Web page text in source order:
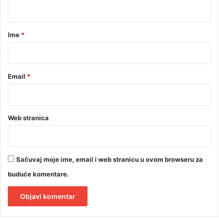
r
Ime *
Email *
Web stranica
Sačuvaj moje ime, email i web stranicu u ovom browseru za
buduće komentare.